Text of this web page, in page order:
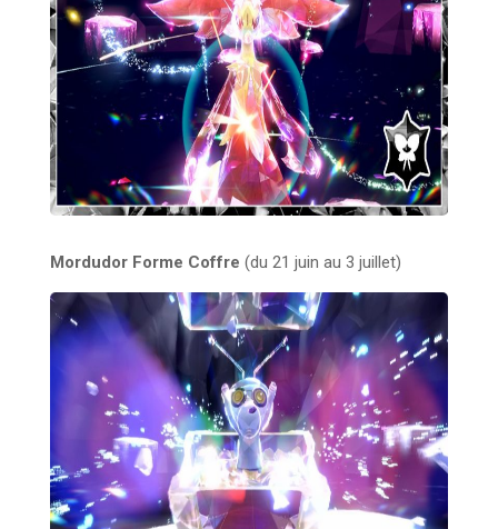
Mordudor Forme Coffre (du 21 juin au 3 juillet)